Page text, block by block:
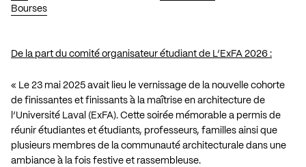
Bourses
De la part du comité organisateur étudiant de L’ExFA 2026 :
« Le 23 mai 2025 avait lieu le vernissage de la nouvelle cohorte
de finissantes et finissants à la maîtrise en architecture de
l’Université Laval (ExFA). Cette soirée mémorable a permis de
réunir étudiantes et étudiants, professeurs, familles ainsi que
plusieurs membres de la communauté architecturale dans une
ambiance à la fois festive et rassembleuse.